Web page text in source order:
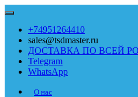
+74951264410
sales@tsdmaster.ru
ДОСТАВКА ПО ВСЕЙ
Telegram
WhatsApp
О нас